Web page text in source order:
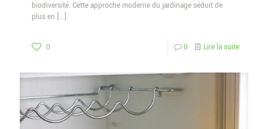
biodiversité. Cette approche moderne du jardinage séduit de
plus en […]
0 0 Lire la suite